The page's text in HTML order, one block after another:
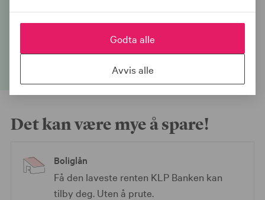
betingelser innen bank og forsikring hos
Det kan være mye å spare!
Boliglån
Få den laveste renten KLP Banken kan
tilby deg. Uten å prute.
Godta alle
Avvis alle